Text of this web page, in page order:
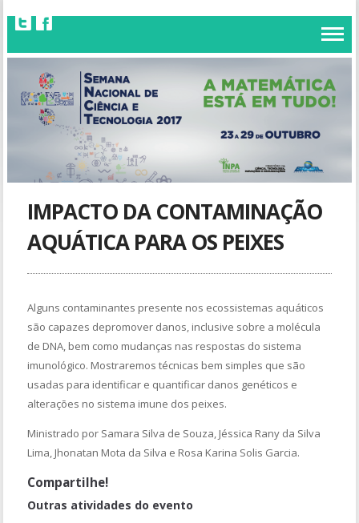
IMPACTO DA CONTAMINAÇÃO
AQUÁTICA PARA OS PEIXES
Alguns contaminantes presente nos ecossistemas aquáticos
são capazes depromover danos, inclusive sobre a molécula
de DNA, bem como mudanças nas respostas do sistema
imunológico. Mostraremos técnicas bem simples que são
usadas para identificar e quantificar danos genéticos e
alterações no sistema imune dos peixes.
Ministrado por Samara Silva de Souza, Jéssica Rany da Silva
Lima, Jhonatan Mota da Silva e Rosa Karina Solis Garcia.
Compartilhe!
Outras atividades do evento